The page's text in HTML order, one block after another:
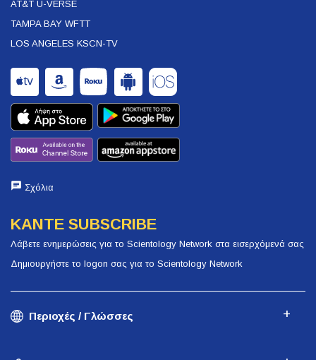
AT&T U-VERSE
TAMPA BAY WFTT
LOS ANGELES KSCN-TV
Σχόλια
ΚΑΝΤΕ SUBSCRIBE
Λάβετε ενημερώσεις για το Scientology Network στα εισερχόμενά σας
Δημιουργήστε το logon σας για το Scientology Network
Περιοχές / Γλώσσες